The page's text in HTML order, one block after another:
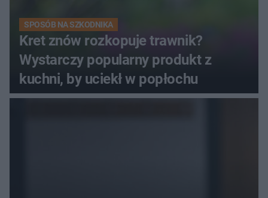
SPOSÓB NA SZKODNIKA
Kret znów rozkopuje trawnik?
Wystarczy popularny produkt z
kuchni, by uciekł w popłochu